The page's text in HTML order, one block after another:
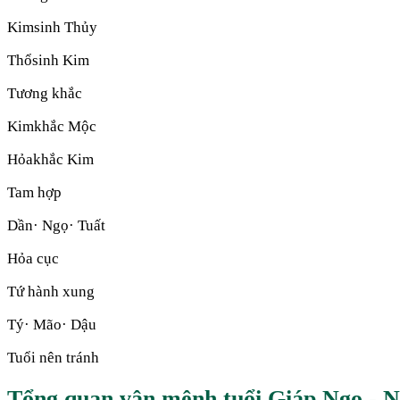
Kimsinh Thủy
Thổsinh Kim
Tương khắc
Kimkhắc Mộc
Hỏakhắc Kim
Tam hợp
Dần· Ngọ· Tuất
Hỏa cục
Tứ hành xung
Tý· Mão· Dậu
Tuổi nên tránh